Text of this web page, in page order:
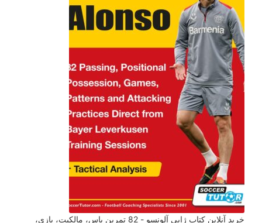
خرید آنلاین کتاب ژابی آلونسو - 82 تمرین پاس، مالکیت، بازی،